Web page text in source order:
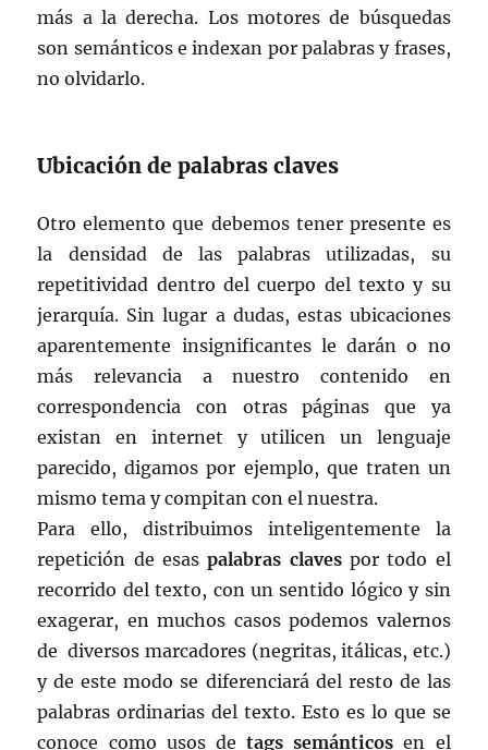
más a la derecha. Los motores de búsquedas
son semánticos e indexan por palabras y frases,
no olvidarlo.
Ubicación de palabras claves
Otro elemento que debemos tener presente es
la densidad de las palabras utilizadas, su
repetitividad dentro del cuerpo del texto y su
jerarquía. Sin lugar a dudas, estas ubicaciones
aparentemente insignificantes le darán o no
más relevancia a nuestro contenido en
correspondencia con otras páginas que ya
existan en internet y utilicen un lenguaje
parecido, digamos por ejemplo, que traten un
mismo tema y compitan con el nuestra.
Para ello, distribuimos inteligentemente la
repetición de esaspalabras clavespor todo el
recorrido del texto, con un sentido lógico y sin
exagerar, en muchos casos podemos valernos
de diversos marcadores (negritas, itálicas, etc.)
y de este modo se diferenciará del resto de las
palabras ordinarias del texto. Esto es lo que se
conoce como usos de tags semánticosen el